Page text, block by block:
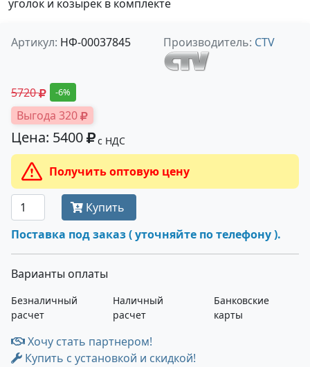
уголок и козырек в комплекте
Артикул: НФ-00037845 Производитель: CTV
5720 -6%
Выгода 320
Цена: 5400 с НДС
Получить оптовую цену
Купить
Поставка под заказ ( уточняйте по телефону ).
Варианты оплаты
Безналичный
расчет
Наличный
расчет
Банковские
карты
Хочу стать партнером!
Купить с установкой и скидкой!